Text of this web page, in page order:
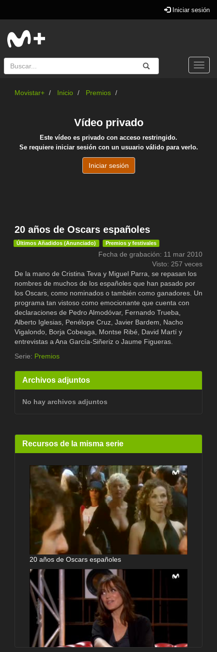
Iniciar sesión
Buscar Enviar
Buscar
Movistar+ Inicio Premios
20 años de Oscars españoles
Últimos Añadidos (Anunciado) Premios y festivales
Fecha de grabación: 11 mar 2010
Visto: 257 veces
De la mano de Cristina Teva y Miguel Parra, se repasan los
nombres de muchos de los españoles que han pasado por
los Oscars, como nominados o también como ganadores. Un
programa tan vistoso como emocionante que cuenta con
declaraciones de Pedro Almodóvar, Fernando Trueba,
Alberto Iglesias, Penélope Cruz, Javier Bardem, Nacho
Vigalondo, Borja Cobeaga, Montse Ribé, David Martí y
entrevistas a Ana García-Siñeriz o Jaume Figueras.
Serie: Premios
Archivos adjuntos
No hay archivos adjuntos
Recursos de la misma serie
20 años de Oscars españoles